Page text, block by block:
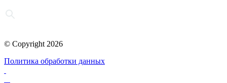
© Copyright 2026
Политика обработки данных